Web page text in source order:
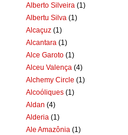
Alberto Silveira (1)
Albertu Silva (1)
Alcaçuz (1)
Alcantara (1)
Alce Garoto (1)
Alceu Valença (4)
Alchemy Circle (1)
Alcoóliques (1)
Aldan (4)
Alderia (1)
Ale Amazônia (1)